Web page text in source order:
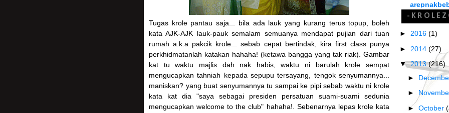
Tugas krole pantau saja... bila ada lauk yang kurang terus topup, boleh
kata AJK-AJK lauk-pauk semalam semuanya mendapat pujian dari tuan
rumah a.k.a pakcik krole... sebab cepat bertindak, kira first class punya
perkhidmatanlah katakan hahaha! (ketawa bangga yang tak riak). Gambar
kat tu waktu majlis dah nak habis, waktu ni barulah krole sempat
mengucapkan tahniah kepada sepupu tersayang, tengok senyumannya...
maniskan? yang buat senyumannya tu sampai ke pipi sebab waktu ni krole
kata kat dia "saya sebagai presiden persatuan suami-suami sedunia
mengucapkan welcome to the club" hahaha!. Sebenarnya lepas krole kata
Senarai
Tanda-
Telah Berlaku
4 months ago
Budak
Air Minuman
Malaysia
6 months ago
-
► 2016 (1)
► 2014 (27)
▼2013(216)
►
►
►October